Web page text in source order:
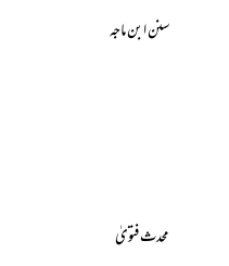
سنن ابن ماجہ
محدث فتویٰ